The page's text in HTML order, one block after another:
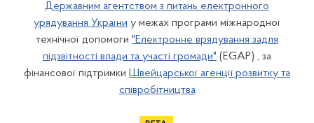
Державним агентством з питань електронного
урядування України у межах програми міжнародної
технічної допомоги "Електронне врядування задля
підзвітності влади та участі громади" (EGAP) , за
фінансової підтримки Швейцарської агенції розвитку та
співробітництва